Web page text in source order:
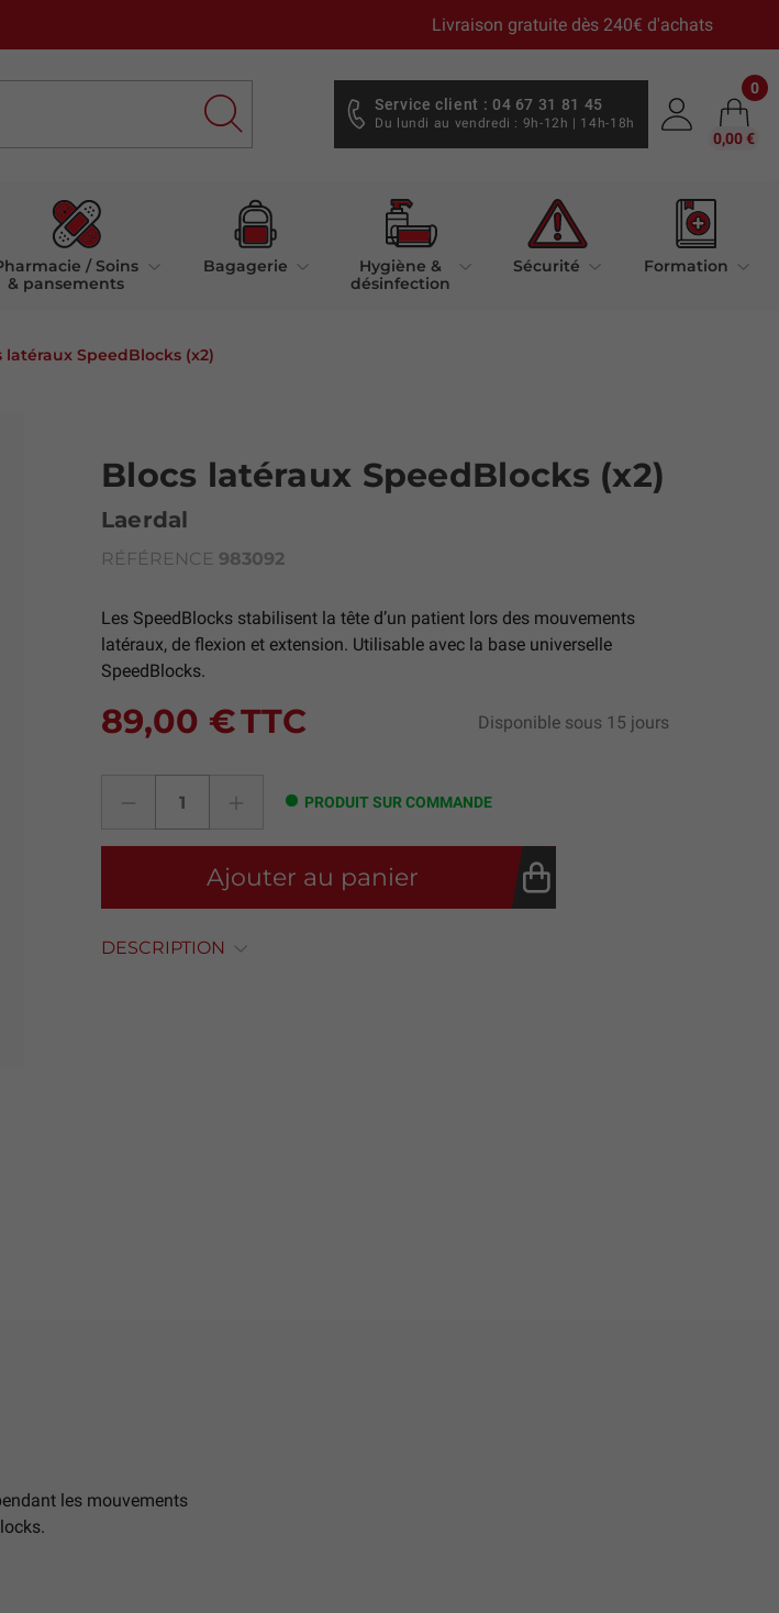
Livraison gratuite dès 240€ d'achats
Service client : 04 67 31 81 45
Du lundi au vendredi : 9h-12h | 14h-18h
0
0,00 €
/ Soins
& pansements
Bagagerie
Hygiène &
désinfection
Sécurité Formation
latéraux SpeedBlocks (x2)
Blocs latéraux SpeedBlocks (x2)
Laerdal
RÉFÉRENCE 983092
Les SpeedBlocks stabilisent la tête d’un patient lors des mouvements
latéraux, de flexion et extension. Utilisable avec la base universelle
SpeedBlocks.
89,00 €TTC Disponible sous 15 jours
PRODUIT SUR COMMANDE
Ajouter au panier
DESCRIPTION
les mouvements